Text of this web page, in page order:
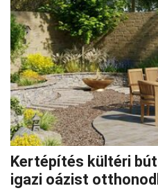
Kertépítés kültéri
igazi oázist